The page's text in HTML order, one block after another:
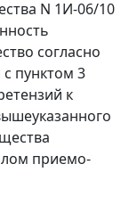
N 1И-06/10
согласно
пунктом 3
к
приемо-